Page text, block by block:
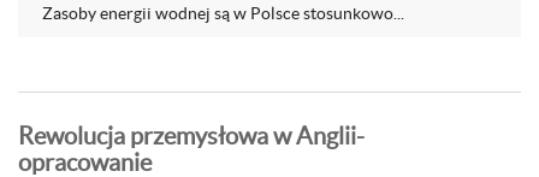
Zasoby energii wodnej są w Polsce stosunkowo...
Rewolucja przemysłowa w Anglii-
opracowanie